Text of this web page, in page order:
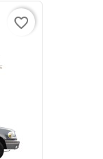
favorite_border